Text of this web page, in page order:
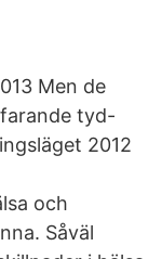
Men de
tyd-
2012
och
Såväl